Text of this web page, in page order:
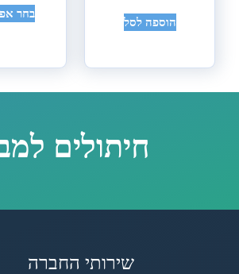
הוספה לסל
בחר
חיתולים
שירותי החברה